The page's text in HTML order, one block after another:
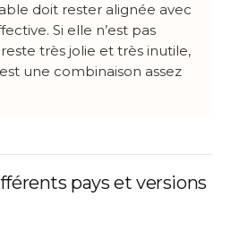
doit rester alignée avec
Si elle n’est pas
très jolie et très inutile,
une combinaison assez
pays et versions